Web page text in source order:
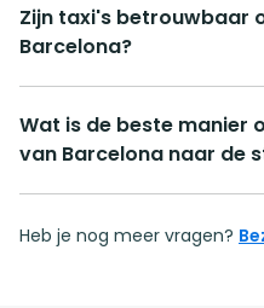
Zijn taxi's betrouwbaar
Barcelona?
Wat is de beste manier
van Barcelona naar de
Heb je nog meer vragen?